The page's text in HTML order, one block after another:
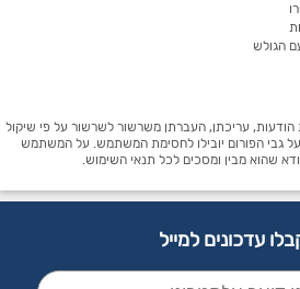
הגולש
עריכתן, העברתן משרשור לשרשור על פי שיקול
גבי הפורום יובילו לחסימת המשתמש. על המשתמש
שהוא מבין ומסכים לכל תנאי השימוש.
עדכונים למייל